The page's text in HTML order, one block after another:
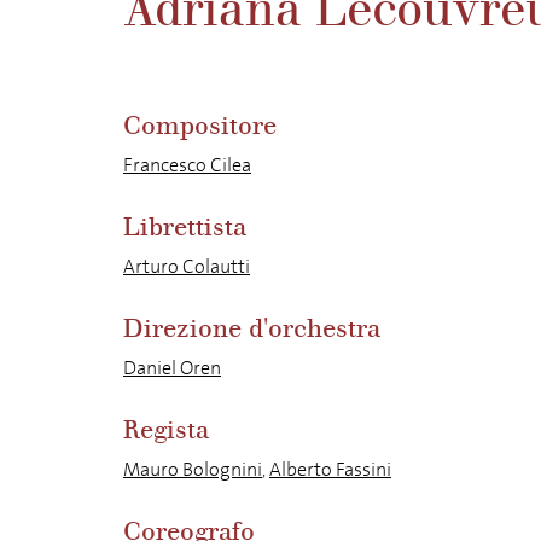
Compositore
Francesco Cilea
Librettista
Arturo Colautti
Direzione d'orchestra
Daniel Oren
Regista
Mauro Bolognini,Alberto Fassini
Coreografo